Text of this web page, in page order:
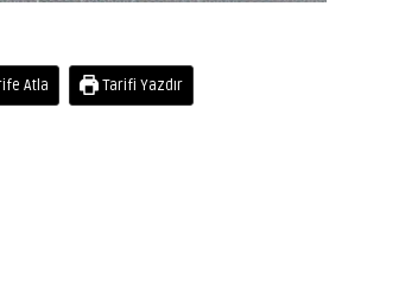
Atla Tarifi Yazdır